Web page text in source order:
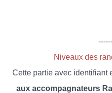
Niveaux des
Cette partie avec identifiant
aux accompagnateurs